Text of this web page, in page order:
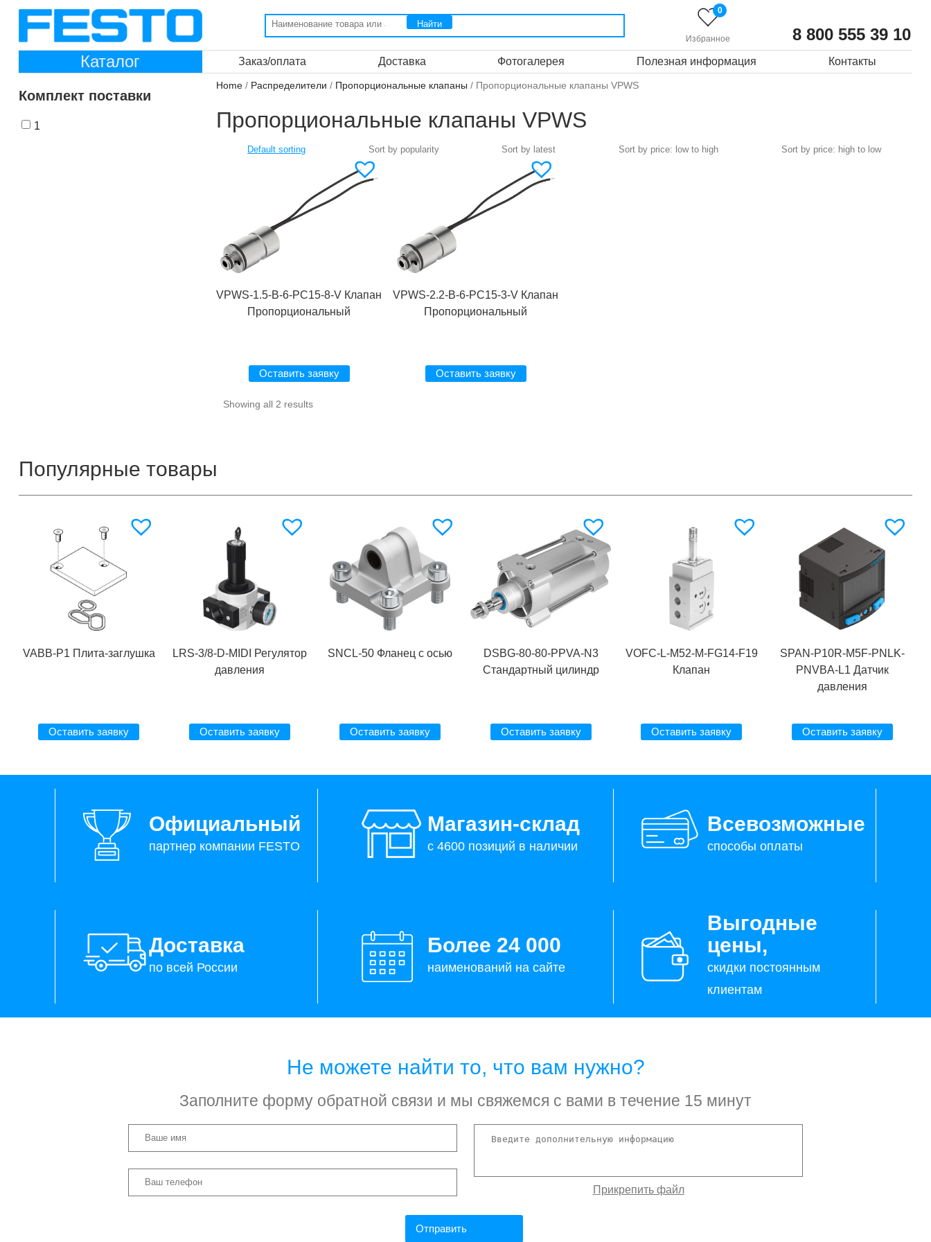
Избранное
0
8 800 555 39 10
Каталог
Заказ/оплата Доставка Фотогалерея Полезная информация Контакты
Комплект поставки
1
Home/ Распределители / Пропорциональные клапаны / Пропорциональные клапаны VPWS
Пропорциональные клапаны VPWS
VPWS-1.5-B-6-PC15-8-V Клапан
Пропорциональный
Оставить заявку
VPWS-2.2-B-6-PC15-3-V Клапан
Пропорциональный
Оставить заявку
Showing all 2 results
Популярные товары
VABB-P1 Плита-заглушка
Оставить заявку
LRS-3/8-D-MIDI Регулятор
давления
Оставить заявку
SNCL-50 Фланец с осью
Оставить заявку
DSBG-80-80-PPVA-N3
Стандартный цилиндр
Оставить заявку
VOFC-L-M52-M-FG14-F19
Клапан
Оставить заявку
SPAN-P10R-M5F-PNLK-
PNVBA-L1 Датчик
давления
Оставить заявку
Официальный
партнер компании FESTO
Магазин-склад
с 4600 позиций в наличии
Всевозможные
способы оплаты
Доставка
по всей России
Более 24 000
наименований на сайте
Выгодные
цены,
скидки постоянным
клиентам
Не можете найти то, что вам нужно?
Заполните форму обратной связи и мы свяжемся с вами в течение 15 минут